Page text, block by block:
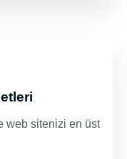
web sitenizi en üst